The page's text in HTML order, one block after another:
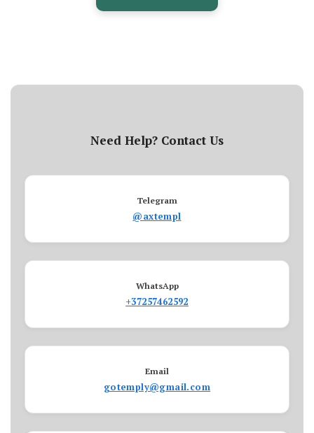
Need Help? Contact Us
Telegram
@axtempl
WhatsApp
+37257462592
Email
gotemply@gmail.com